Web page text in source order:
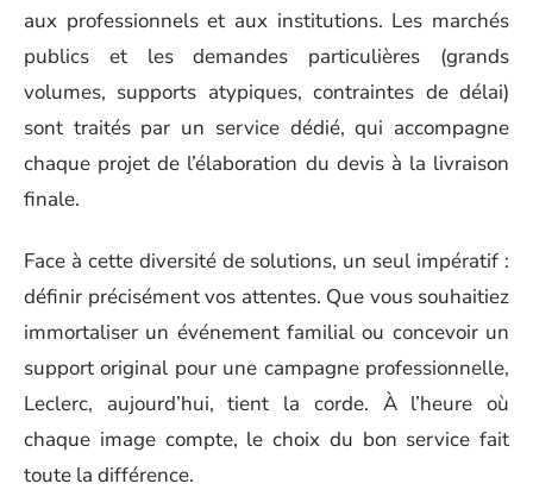
aux professionnels et aux institutions. Les marchés
publics et les demandes particulières (grands
volumes, supports atypiques, contraintes de délai)
sont traités par un service dédié, qui accompagne
chaque projet de l’élaboration du devis à la livraison
finale.
Face à cette diversité de solutions, un seul impératif :
définir précisément vos attentes. Que vous souhaitiez
immortaliser un événement familial ou concevoir un
support original pour une campagne professionnelle,
Leclerc, aujourd’hui, tient la corde. À l’heure où
chaque image compte, le choix du bon service fait
toute la différence.